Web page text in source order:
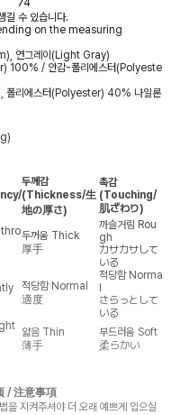
74
길 수 있습니다.
on the measuring
연그레이(Light Gray)
100% / 안감-폴리에스터(Polyeste
폴리에스터(Polyester) 40% 나일론
두께감
(Thickness/生
地の厚さ)
촉감
(Touching/
肌ざわり)
두꺼움 Thick
厚手
까슬거림 Rou
gh
カサカサして
いる
적당함 Normal
適度
적당함 Norma
さらっとして
いる
얇음 Thin
薄手
부드러움 Soft
柔らかい
/ 注意事項
을 지켜주셔야 더 오래 예쁘게 입으실